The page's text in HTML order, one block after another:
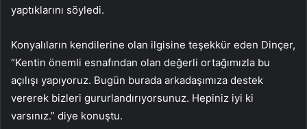
yaptıklarını söyledi.
Konyalıların kendilerine olan ilgisine teşekkür eden Dinçer,
“Kentin önemli esnafından olan değerli ortağımızla bu
açılışı yapıyoruz. Bugün burada arkadaşımıza destek
vererek bizleri gururlandırıyorsunuz. Hepiniz iyi ki
varsınız.” diye konuştu.